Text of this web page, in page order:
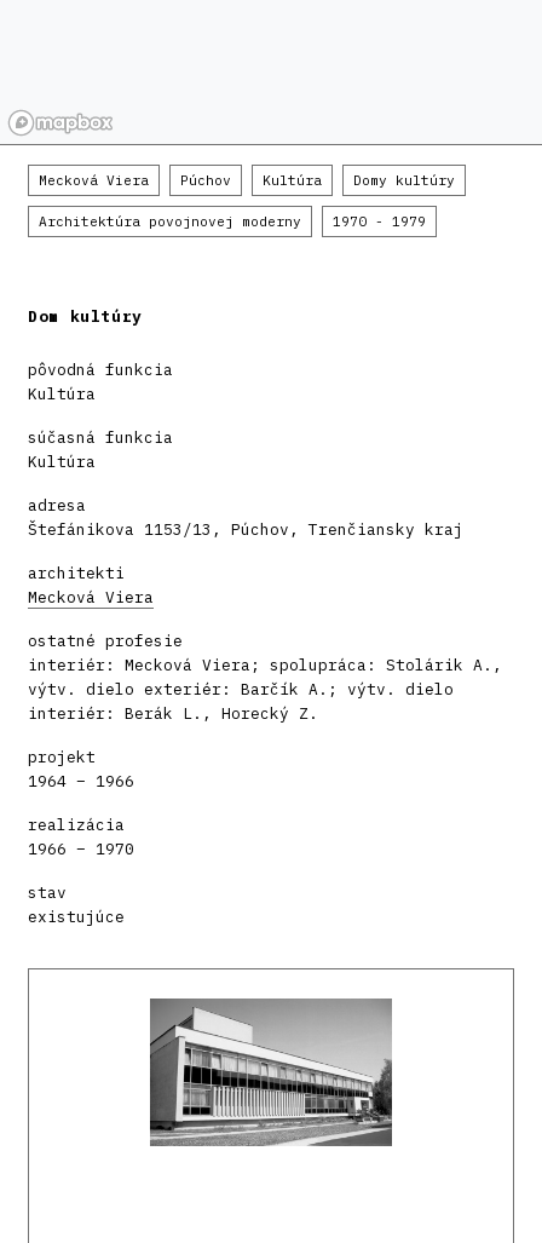
Mecková Viera Púchov Kultúra Domy kultúry
Architektúra povojnovej moderny 1970 - 1979
Dom kultúry
pôvodná funkcia
Kultúra
súčasná funkcia
Kultúra
adresa
Štefánikova 1153/13, Púchov, Trenčiansky kraj
architekti
Mecková Viera
ostatné profesie
interiér: Mecková Viera; spolupráca: Stolárik A.,
výtv. dielo exteriér: Barčík A.; výtv. dielo
interiér: Berák L., Horecký Z.
projekt
1964 – 1966
realizácia
1966 – 1970
stav
existujúce